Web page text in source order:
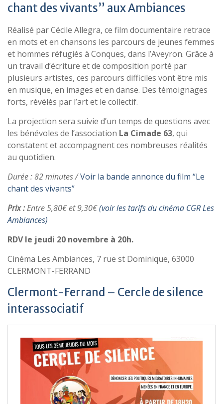
chant des vivants” aux Ambiances
Réalisé par Cécile Allegra, ce film documentaire retrace
en mots et en chansons les parcours de jeunes femmes
et hommes réfugiés à Conques, dans l’Aveyron. Grâce à
un travail d’écriture et de composition porté par
plusieurs artistes, ces parcours difficiles vont être mis
en musique, en images et en danse. Des témoignages
forts, révélés par l’art et le collectif.
La projection sera suivie d’un temps de questions avec
les bénévoles de l’association La Cimade 63, qui
constatent et accompagnent ces nombreuses réalités
au quotidien.
Durée : 82 minutes /Voir la bande annonce du film “Le
chant des vivants”
Prix :Entre 5,80€ et 9,30€(voir les tarifs du cinéma CGR Les
Ambiances)
RDV le jeudi 20 novembre à 20h.
Cinéma Les Ambiances, 7 rue st Dominique, 63000
CLERMONT-FERRAND
Clermont-Ferrand – Cercle de silence
interassociatif